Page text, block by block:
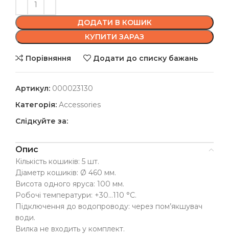
ДОДАТИ В КОШИК
КУПИТИ ЗАРАЗ
Порівняння Додати до списку бажань
Артикул: 000023130
Категорія: Accessories
Слідкуйте за:
Опис
Кількість кошиків: 5 шт.
Діаметр кошиків: Ø 460 мм.
Висота одного яруса: 100 мм.
Робочі температури: +30…110 °С.
Підключення до водопроводу: через пом’якшувач
води.
Вилка не входить у комплект.